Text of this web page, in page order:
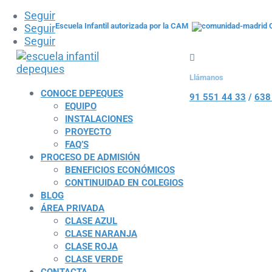
Seguir
Seguir
Seguir
Escuela Infantil autorizada por la CAM
CONOCE DEPEQUES
EQUIPO
INSTALACIONES
PROYECTO
FAQ’S
PROCESO DE ADMISIÓN
BENEFICIOS ECONÓMICOS
CONTINUIDAD EN COLEGIOS
BLOG
ÁREA PRIVADA
CLASE AZUL
CLASE NARANJA
CLASE ROJA
CLASE VERDE

Llámanos
91 551 44 33 / 638
pediatras, del equipo de
Dicen de Depeques
Pamela
Muy buena guardería, la recomiendo. Son muy
Sitio de confianza y cercanía.